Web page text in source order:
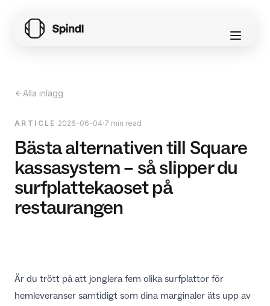
SV
Alla inlägg
ARTICLE ·2026-06-04·7 min read
Bästa alternativen till Square
kassasystem – så slipper du
surfplattekaoset på
restaurangen
Är du trött på att jonglera fem olika surfplattor för
hemleveranser samtidigt som dina marginaler äts upp av